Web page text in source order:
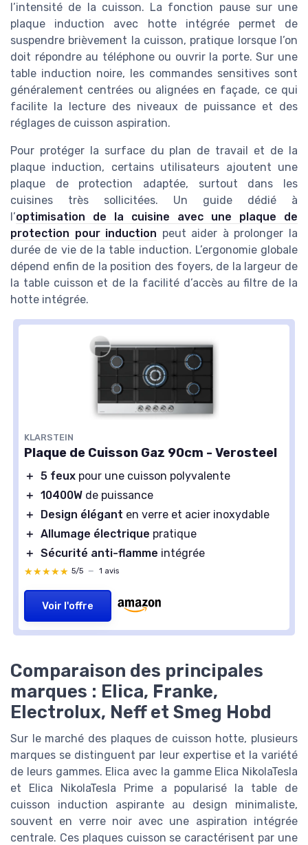
l’intensité de la cuisson. La fonction pause sur une
plaque induction avec hotte intégrée permet de
suspendre brièvement la cuisson, pratique lorsque l’on
doit répondre au téléphone ou ouvrir la porte. Sur une
table induction noire, les commandes sensitives sont
généralement centrées ou alignées en façade, ce qui
facilite la lecture des niveaux de puissance et des
réglages de cuisson aspiration.
Pour protéger la surface du plan de travail et de la
plaque induction, certains utilisateurs ajoutent une
plaque de protection adaptée, surtout dans les
cuisines très sollicitées. Un guide dédié à
l’optimisation de la cuisine avec une plaque de
protection pour induction peut aider à prolonger la
durée de vie de la table induction. L’ergonomie globale
dépend enfin de la position des foyers, de la largeur de
la table cuisson et de la facilité d’accès au filtre de la
hotte intégrée.
KLARSTEIN
Plaque de Cuisson Gaz 90cm - Verosteel
＋ 5 feux pour une cuisson polyvalente
＋ 10400W de puissance
＋
Design élégant en verre et acier inoxydable
＋ Allumage électrique pratique
＋ Sécurité anti-flamme intégrée
★★★★★
★★★★★ 5/5 — 1 avis
Voir l'offre
Comparaison des principales
marques : Elica, Franke,
Electrolux, Neff et Smeg Hobd
Sur le marché des plaques de cuisson hotte, plusieurs
marques se distinguent par leur expertise et la variété
de leurs gammes. Elica avec la gamme Elica NikolaTesla
et Elica NikolaTesla Prime a popularisé la table de
cuisson induction aspirante au design minimaliste,
souvent en verre noir avec une aspiration intégrée
centrale. Ces plaques cuisson se caractérisent par une